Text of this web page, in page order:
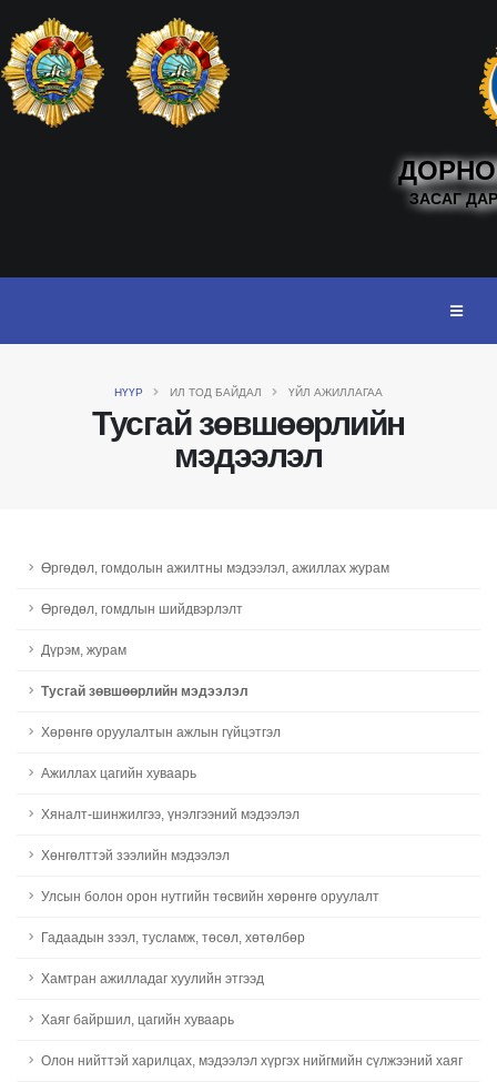
ЗАСАГ
НҮҮР ИЛ ТОД БАЙДАЛ ҮЙЛ АЖИЛЛАГАА
Тусгай зөвшөөрлийн
мэдээлэл
Өргөдөл, гомдолын ажилтны мэдээлэл, ажиллах журам
Өргөдөл, гомдлын шийдвэрлэлт
Дүрэм, журам
Тусгай зөвшөөрлийн мэдээлэл
Хөрөнгө оруулалтын ажлын гүйцэтгэл
Ажиллах цагийн хуваарь
Хяналт-шинжилгээ, үнэлгээний мэдээлэл
Хөнгөлттэй зээлийн мэдээлэл
Улсын болон орон нутгийн төсвийн хөрөнгө оруулалт
Гадаадын зээл, тусламж, төсөл, хөтөлбөр
Хамтран ажилладаг хуулийн этгээд
Хаяг байршил, цагийн хуваарь
Олон нийттэй харилцах, мэдээлэл хүргэх нийгмийн сүлжээний хаяг